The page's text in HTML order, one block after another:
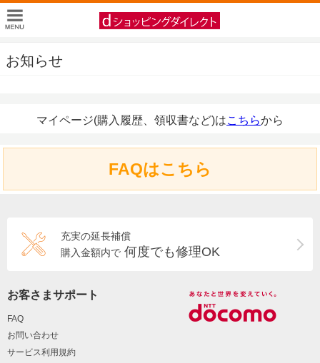
お知らせ
マイページ(購入履歴、領収書など)はこちらから
FAQはこちら
充実の延長補償
購入金額内で 何度でも修理OK
お客さまサポート
FAQ
お問い合わせ
サービス利用規約